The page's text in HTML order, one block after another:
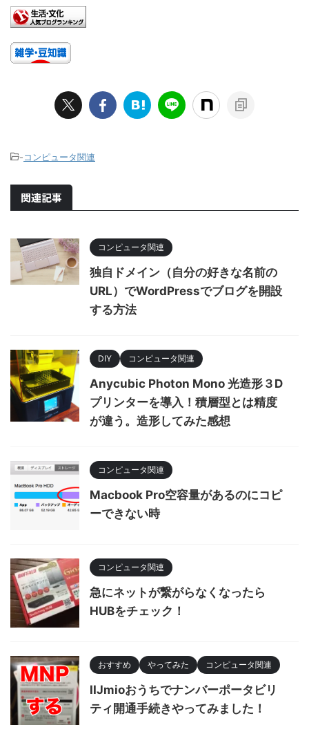
-コンピュータ関連
関連記事
コンピュータ関連
独自ドメイン（自分の好きな名前の
URL）でWordPressでブログを開設
する方法
DIY コンピュータ関連
Anycubic Photon Mono 光造形３D
プリンターを導入！積層型とは精度
が違う。造形してみた感想
コンピュータ関連
Macbook Pro空容量があるのにコピ
ーできない時
コンピュータ関連
急にネットが繋がらなくなったら
HUBをチェック！
おすすめ やってみた コンピュータ関連
IIJmioおうちでナンバーポータビリ
ティ開通手続きやってみました！